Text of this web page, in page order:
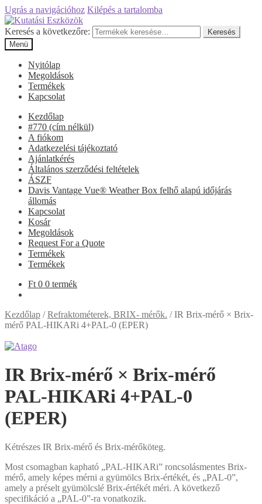
Ugrás a navigációhoz Kilépés a tartalomba
Keresés a következőre:
Keresés
Menü
Nyitólap
Megoldások
Termékek
Kapcsolat
Kezdőlap
#770 (cím nélkül)
A fiókom
Adatkezelési tájékoztató
Ajánlatkérés
Általános szerződési feltételek
ÁSZF
Davis Vantage Vue® Weather Box felhő alapú időjárás
állomás
Kapcsolat
Kosár
Megoldások
Request For a Quote
Termékek
Termékek
Ft 0 0 termék
Kezdőlap /Refraktométerek, BRIX- mérők. /IR Brix-mérő × Brix-
mérő PAL-HIKARi 4+PAL-0 (EPER)
IR Brix-mérő × Brix-mérő
PAL-HIKARi 4+PAL-0
(EPER)
Kétrészes IR Brix-mérő és Brix-mérőköteg.
Most csomagban kapható „PAL-HIKARi” roncsolásmentes Brix-
mérő, amely képes mérni a gyümölcs Brix-értékét, és „PAL-0”,
amely a préselt gyümölcslé Brix-értékét méri. A következő
specifikáció a „PAL-0”-ra vonatkozik.